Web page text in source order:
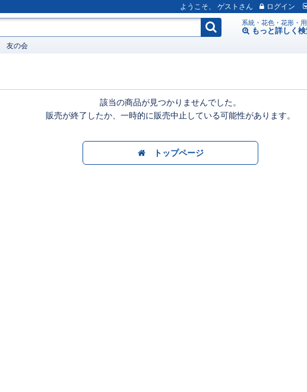
ようこそ、 ゲスト ログイン
系統・花色・花形・
もっと詳しく
友の会
該当の商品が見つかりませんでした。
販売が終了したか、一時的に販売中止している可能性があります。
トップページ